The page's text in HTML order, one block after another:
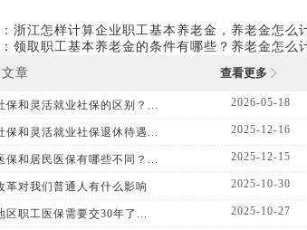
浙江怎样计算企业职工基本养老金，养老金怎么
领取职工基本养老金的条件有哪些？养老金怎么
章
查看更多
保和灵活就业社保的区别？... 2026-05-18
保和灵活就业社保退休待遇... 2025-12-16
保和居民医保有哪些不同？... 2025-12-15
革对我们普通人有什么影响 2025-10-30
区职工医保需要交30年了... 2025-10-27